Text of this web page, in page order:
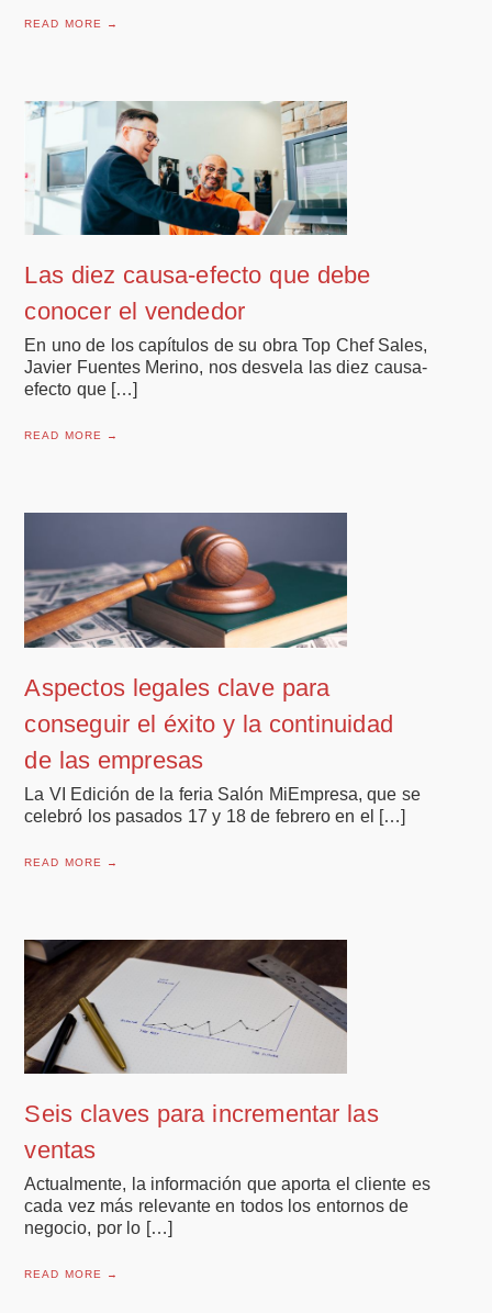
READ MORE →
Las diez causa-efecto que debe
conocer el vendedor
En uno de los capítulos de su obra Top Chef Sales,
Javier Fuentes Merino, nos desvela las diez causa-
efecto que […]
READ MORE →
Aspectos legales clave para
conseguir el éxito y la continuidad
de las empresas
La VI Edición de la feria Salón MiEmpresa, que se
celebró los pasados 17 y 18 de febrero en el […]
READ MORE →
Seis claves para incrementar las
ventas
Actualmente, la información que aporta el cliente es
cada vez más relevante en todos los entornos de
negocio, por lo […]
READ MORE →